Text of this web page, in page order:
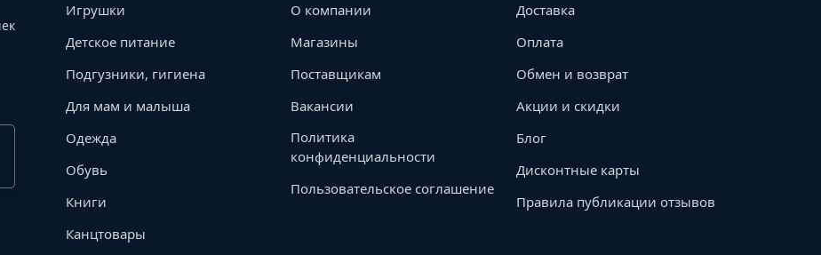
Игрушки
Детское питание
Подгузники, гигиена
Для мам и малыша
Одежда
Обувь
Книги
Канцтовары
О компании
Магазины
Поставщикам
Вакансии
Политика
конфиденциальности
Пользовательское соглашение
Доставка
Оплата
Обмен и возврат
Акции и скидки
Блог
Дисконтные карты
Правила публикации отзывов